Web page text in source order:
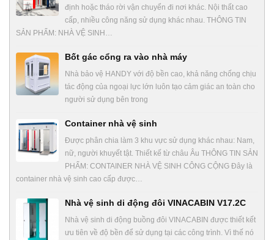
định hoặc tháo rời vận chuyển đi nơi khác. Nội thất cao
cấp, nhiều công năng sử dụng khác nhau. THÔNG TIN
SẢN PHẨM: NHÀ VỆ SINH…
Bốt gác cổng ra vào nhà máy
Nhà bảo vệ HANDY với độ bền cao, khả năng chống chịu
tác động của ngoại lực lớn luôn tạo cảm giác an toàn cho
người sử dụng bên trong
Container nhà vệ sinh
Được phân chia làm 3 khu vực sử dụng khác nhau: Nam,
nữ, người khuyết tật. Thiết kế từ châu Âu THÔNG TIN SẢN
PHẨM: CONTAINER NHÀ VỆ SINH CÔNG CỘNG Đây là
container nhà vệ sinh cao cấp được…
Nhà vệ sinh di động đôi VINACABIN V17.2C
Nhà vệ sinh di động buồng đôi VINACABIN được thiết kết
ưu tiên về độ bền để sử dụng tại các công trình. Vì thế nó